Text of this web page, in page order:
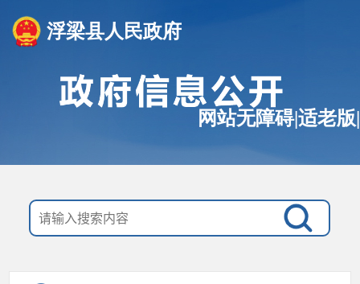
浮梁县人民政府
网站无障碍|适老版|